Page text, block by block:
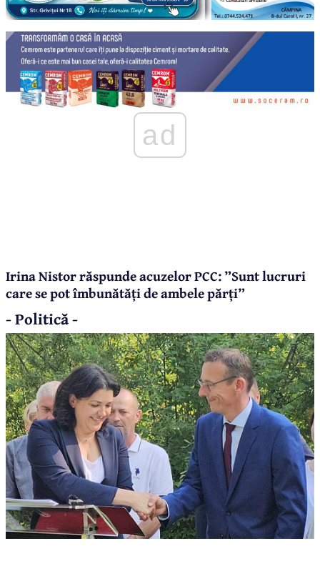
ad
Irina Nistor răspunde acuzelor PCC: ”Sunt lucruri
care se pot îmbunătăți de ambele părți”
- Politică -